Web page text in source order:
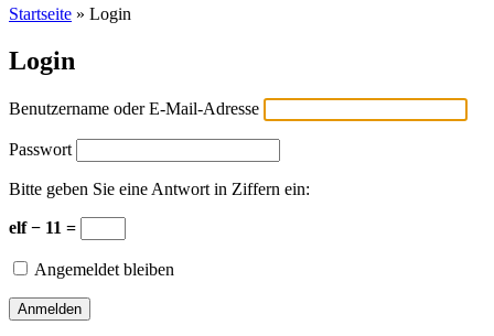
Startseite » Login
Login
Benutzername oder E-Mail-Adresse
Passwort
Bitte geben Sie eine Antwort in Ziffern ein:
elf − 11 =
Angemeldet bleiben